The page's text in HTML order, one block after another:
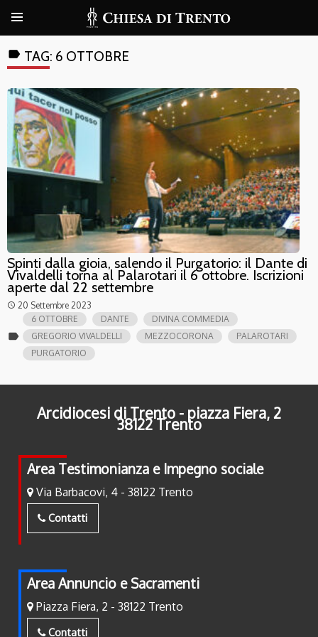
label TAG: 6 OTTOBRE
Spinti dalla gioia, salendo il Purgatorio: il Dante di
Vivaldelli torna al Palarotari il 6 ottobre. Iscrizioni
aperte dal 22 settembre
access_time 20 Settembre 2023
label
6 OTTOBRE DANTE
DIVINA COMMEDIA
GREGORIO VIVALDELLI
MEZZOCORONA
PALAROTARI
PURGATORIO
Arcidiocesi di Trento - piazza Fiera, 2
38122 Trento
Area Testimonianza e Impegno sociale
Via Barbacovi, 4 - 38122 Trento
Contatti
Area Annuncio e Sacramenti
Piazza Fiera, 2 - 38122 Trento
Contatti